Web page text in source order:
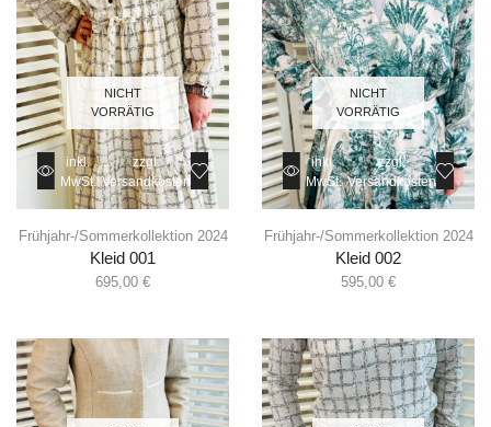
NICHT
VORRÄTIG
inkl.
MwSt.
zzgl.
Versandkosten
Frühjahr-/Sommerkollektion 2024
Kleid 001
695,00 €
NICHT
VORRÄTIG
inkl.
MwSt.
zzgl.
Versandkosten
Frühjahr-/Sommerkollektion 2024
Kleid 002
595,00 €